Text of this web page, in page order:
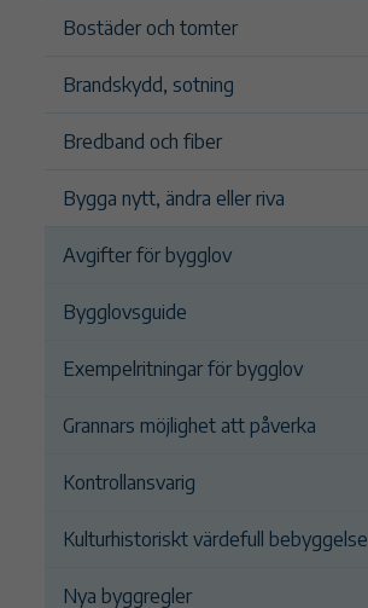
Bostäder och tomter
Brandskydd, sotning
Bredband och fiber
Bygga nytt, ändra eller riva
Avgifter för bygglov
Bygglovsguide
Exempelritningar för bygglov
Grannars möjlighet att påverka
Kontrollansvarig
Kulturhistoriskt värdefull bebyggelse
Nya byggregler